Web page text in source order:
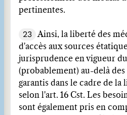
pertinentes.
23
Ainsi, la liberté des
d'accès aux sources
jurisprudence en vigueur
(probablement) au-delà
garantis dans le cadre de
selon l'art. 16 Cst. Les
sont également pris en